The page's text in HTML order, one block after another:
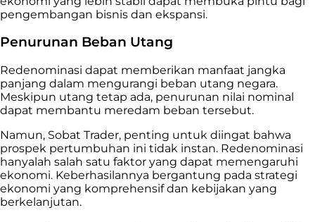
pengembangan bisnis dan ekspansi.
Penurunan Beban Utang
Redenominasi dapat memberikan manfaat jangka
panjang dalam mengurangi beban utang negara.
Meskipun utang tetap ada, penurunan nilai nominal
dapat membantu meredam beban tersebut.
Namun, Sobat Trader, penting untuk diingat bahwa
prospek pertumbuhan ini tidak instan. Redenominasi
hanyalah salah satu faktor yang dapat memengaruhi
ekonomi. Keberhasilannya bergantung pada strategi
ekonomi yang komprehensif dan kebijakan yang
berkelanjutan.